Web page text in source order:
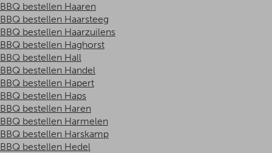
BBQ bestellen Haaren
BBQ bestellen Haarsteeg
BBQ bestellen Haarzuilens
BBQ bestellen Haghorst
BBQ bestellen Hall
BBQ bestellen Handel
BBQ bestellen Hapert
BBQ bestellen Haps
BBQ bestellen Haren
BBQ bestellen Harmelen
BBQ bestellen Harskamp
BBQ bestellen Hedel